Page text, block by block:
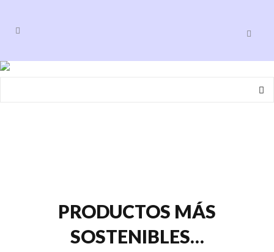
PRODUCTOS MÁS
SOSTENIBLES…